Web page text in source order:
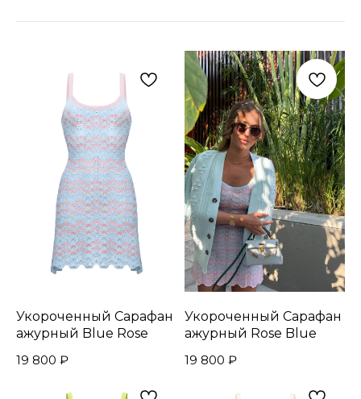
Укороченный Сарафан
ажурный Blue Rose
19 800 ₽
Укороченный Сарафан
ажурный Rose Blue
19 800 ₽